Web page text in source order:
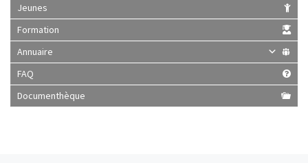
Jeunes
Formation
Annuaire
FAQ
Documenthèque